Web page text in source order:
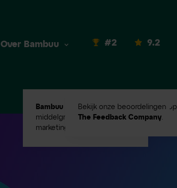
Over Bambuu #2
Bambuu #2
in Emerce100
middelgroot digital
marketingbureaus!
9.2
Bekijk onze beoordelingen op
The Feedback Company.